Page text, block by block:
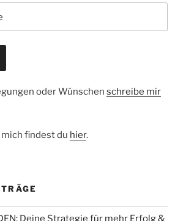
oder Wünschen schreibe mir
findest du hier.
Deine Strategie für mehr Erfolg &